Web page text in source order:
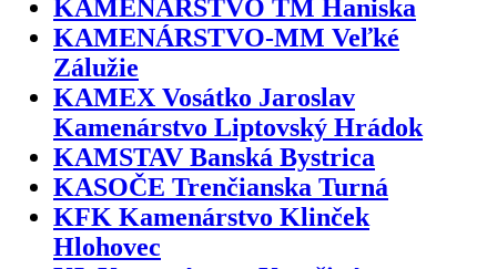
KAMENÁRSTVO TM Haniska
KAMENÁRSTVO-MM Veľké
Zálužie
KAMEX Vosátko Jaroslav
Kamenárstvo Liptovský Hrádok
KAMSTAV Banská Bystrica
KASOČE Trenčianska Turná
KFK Kamenárstvo Klinček
Hlohovec